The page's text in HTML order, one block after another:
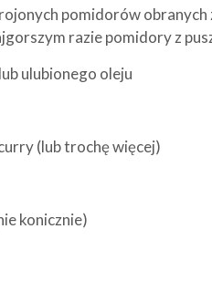
pomidorów obranych
razie pomidory z
ulubionego oleju
(lub trochę więcej)
konicznie)